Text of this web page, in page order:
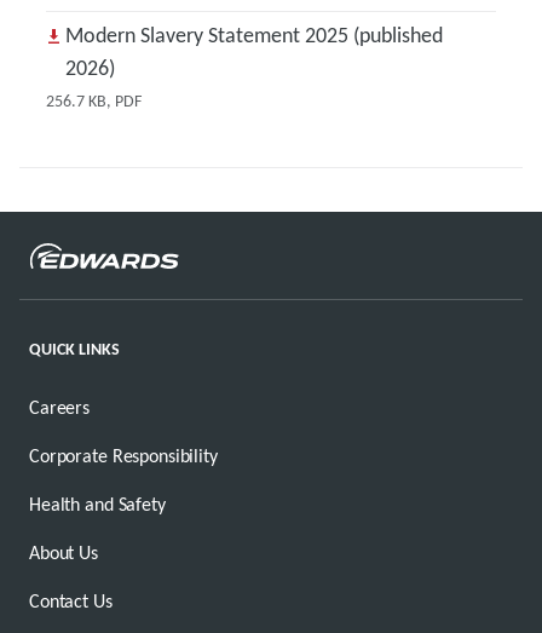
Modern Slavery Statement 2025 (published
2026)
256.7 KB, PDF
QUICK LINKS
Careers
Corporate Responsibility
Health and Safety
About Us
Contact Us